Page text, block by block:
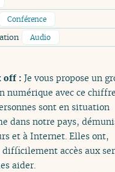
Conférence
Audio
off :Je vous propose un
numérique avec ce
sont en situation
dans notre pays,
et à Internet. Elles ont,
accès aux
aider.